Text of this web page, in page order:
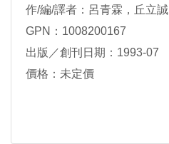
作/編/譯者：呂青霖，丘立誠
GPN：1008200167
出版／創刊日期：1993-07
價格：未定價